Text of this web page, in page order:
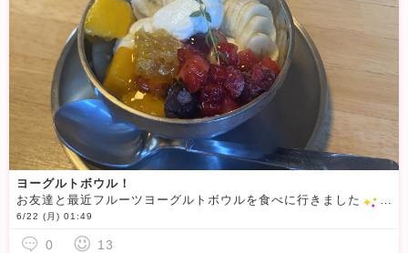
ヨーグルトボウル！
お友達と最近フルーツヨーグルトボウルを食べに行きました
6/22 (月) 01:49
0 13